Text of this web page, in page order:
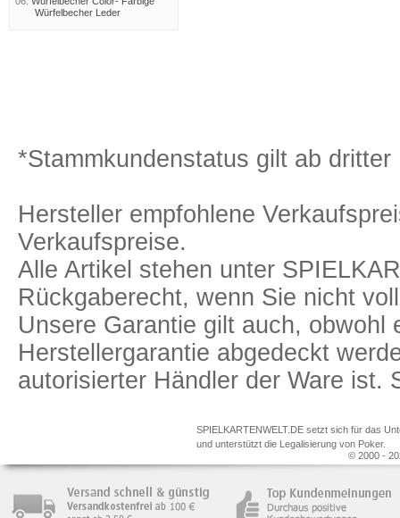
Würfelbecher Leder
*Stammkundenstatus gilt ab dritter
Hersteller empfohlene
Verkaufspreise.
Alle Artikel stehen unter
Rückgaberecht, wenn Sie nicht
Unsere Garantie gilt auch, obwohl
Herstellergarantie abgedeckt
autorisierter Händler der Ware ist.
SPIELKARTENWELT.DE setzt sich für das
und unterstützt die Legalisierung von Poker.
© 2000 -